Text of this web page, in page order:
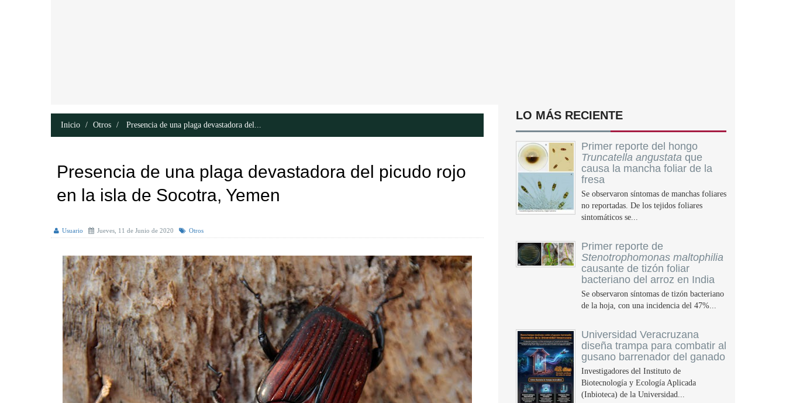
Inicio Otros Presencia de una plaga devastadora del...
Presencia de una plaga devastadora del picudo rojo
en la isla de Socotra, Yemen
Usuario Jueves, 11 de Junio de 2020 Otros
LO MÁS RECIENTE
Primer reporte del hongo
Truncatella angustata que
causa la mancha foliar de la
fresa
Se observaron síntomas de manchas foliares
no reportadas. De los tejidos foliares
sintomáticos se...
Primer reporte de
Stenotrophomonas maltophilia
causante de tizón foliar
bacteriano del arroz en India
Se observaron síntomas de tizón bacteriano
de la hoja, con una incidencia del 47%...
Universidad Veracruzana
diseña trampa para combatir al
gusano barrenador del ganado
Investigadores del Instituto de
Biotecnología y Ecología Aplicada
(Inbioteca) de la Universidad...